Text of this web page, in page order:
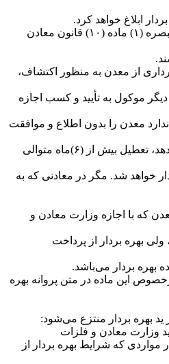
ابلاغ خواهد کرد.
‌تبصره ـ معادنی که بر اساس تبصره (۱) ماده (۱۰) قانون معادن
برداری از معدن به منظور اکتشاف،
موکول به تأیید و کسب اجازه
معدن را بدون اطلاع و موافقت
تعطیل یا فعالیت آن را کاهش دهد، تعطیل بیش از (۶)‌ماه متوالی
خواهد شد. مگر در معادنی که به
معدن که با اجازه وزارت معادن و
بهره بردار از پرداخت
بهره بردار می‌باشد.
درخصوص این ماده در متن پروانه بهره
وزارت معادن و فلزات
که شرایط بهره بردار از